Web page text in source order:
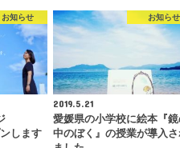
知らせ
します
お知らせ
2019.5.21
愛媛県の小学校に絵本『
中のぼく』の授業が導入